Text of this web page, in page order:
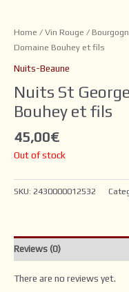
Home / Vin Rouge /
Domaine Bouhey et fils
Nuits-Beaune
Nuits St
Bouhey et fils
45,00€
Out of stock
SKU: 2430000012532
Reviews (0)
There are no reviews yet.